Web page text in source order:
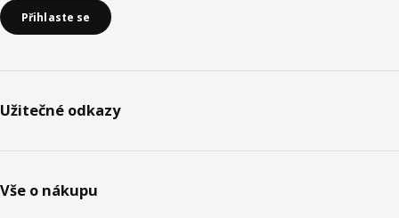
Přihlaste se
Užitečné odkazy
Vše o nákupu